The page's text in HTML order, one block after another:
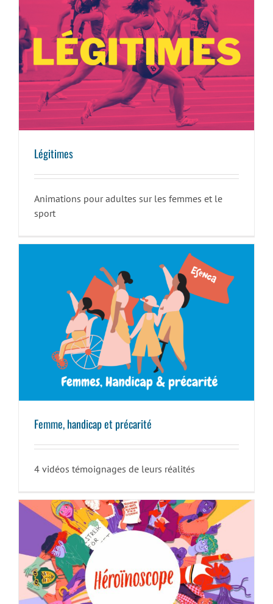
Légitimes
Légitimes
Animations pour adultes sur les femmes et le
sport
Femme, handicap et précarité
Femme, handicap et précarité
4 vidéos témoignages de leurs réalités